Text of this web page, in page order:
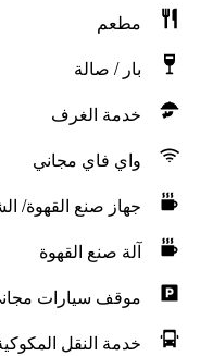
مطعم
بار / صالة
خدمة الغرف
واي فاي مجاني
جهاز صنع القهوة/
آلة صنع القهوة
موقف سيارات
خدمة النقل